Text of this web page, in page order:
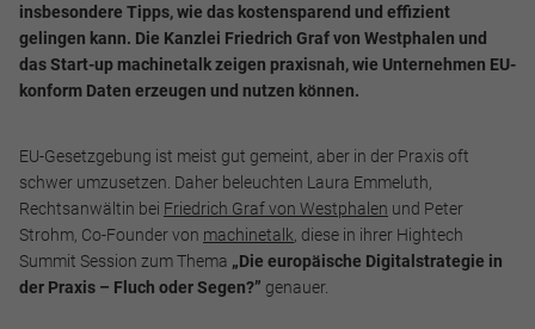
insbesondere Tipps, wie das kostensparend und effizient
gelingen kann. Die Kanzlei Friedrich Graf von Westphalen und
das Start-up machinetalk zeigen praxisnah, wie Unternehmen EU-
konform Daten erzeugen und nutzen können.
EU-Gesetzgebung ist meist gut gemeint, aber in der Praxis oft
schwer umzusetzen. Daher beleuchten Laura Emmeluth,
Rechtsanwältin bei Friedrich Graf von Westphalen und Peter
Strohm, Co-Founder von machinetalk , diese in ihrer Hightech
Summit Session zum Thema „Die europäische Digitalstrategie in
der Praxis – Fluch oder Segen?” genauer.